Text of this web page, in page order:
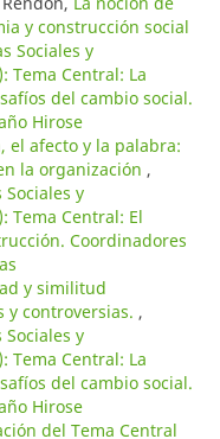
y construcción social
Sociales y
Tema Central: La
del cambio social.
Hirose
el afecto y la palabra:
la organización ,
y
Tema Central: El
Coordinadores
y similitud
y controversias. ,
y
Tema Central: La
del cambio social.
Hirose
del Tema Central